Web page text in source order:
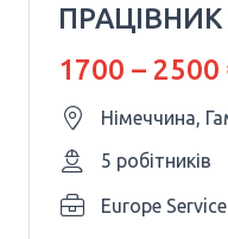
1700–2500€
1700 – 2500
Німеччина,
5 робітників
Europe Service